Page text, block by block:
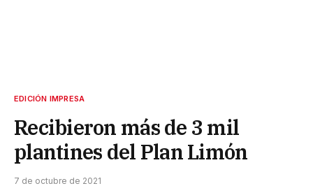
EDICIÓN IMPRESA
Recibieron más de 3 mil
plantines del Plan Limón
7 de octubre de 2021